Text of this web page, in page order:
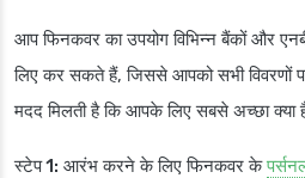
आप फिनकवर का उपयोग विभिन्न बैंकों और
लिए कर सकते हैं, जिससे आपको सभी विवरणों
मदद मिलती है कि आपके लिए सबसे अच्छा क्या
स्टेप 1: आरंभ करने के लिए फिनकवर के